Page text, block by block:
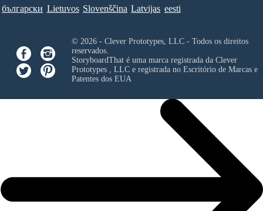
български Lietuvos Slovenščina Latvijas eesti
© 2026 - Clever Prototypes, LLC - Todos os direitos
reservados.
StoryboardThat é uma marca registrada da Clever
Prototypes , LLCe registrada no Escritório de Marcas e
Patentes dos EUA